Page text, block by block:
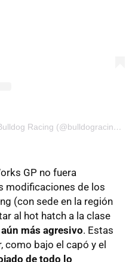
Una publicación compartida de Bulldog Racing (@bulldogracingofficial)
GP no fuera
modificaciones de los
(con sede en la región
al hot hatch a la clase
aún más agresivo. Estas
como bajo el capó y el
de todo lo